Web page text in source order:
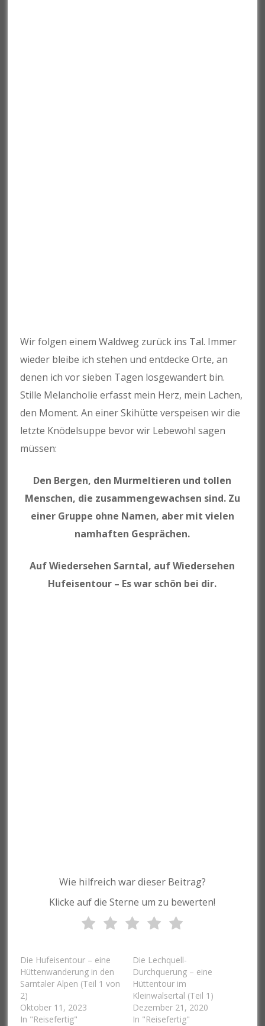
Wir folgen einem Waldweg zurück ins Tal. Immer
wieder bleibe ich stehen und entdecke Orte, an
denen ich vor sieben Tagen losgewandert bin.
Stille Melancholie erfasst mein Herz, mein Lachen,
den Moment. An einer Skihütte verspeisen wir die
letzte Knödelsuppe bevor wir Lebewohl sagen
müssen:
Den Bergen, den Murmeltieren und tollen
Menschen, die zusammengewachsen sind. Zu
einer Gruppe ohne Namen, aber mit vielen
namhaften Gesprächen.
Auf Wiedersehen Sarntal, auf Wiedersehen
Hufeisentour – Es war schön bei dir.
Wie hilfreich war dieser Beitrag?
Klicke auf die Sterne um zu bewerten!
Die Hufeisentour – eine
Hüttenwanderung in den
Sarntaler Alpen (Teil 1 von
2)
Oktober 11, 2023
In "Reisefertig"
Die Lechquell-
Durchquerung – eine
Hüttentour im
Kleinwalsertal (Teil 1)
Dezember 21, 2020
In "Reisefertig"